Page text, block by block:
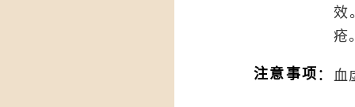
效
疮
注意事项： 血